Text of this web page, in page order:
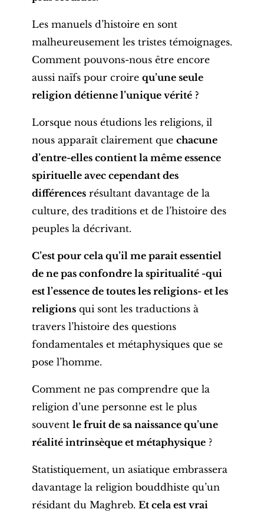
Les manuels d’histoire en sont
malheureusement les tristes témoignages.
Comment pouvons-nous être encore
aussi naïfs pour croire qu’une seule
religion détienne l’unique vérité ?
Lorsque nous étudions les religions, il
nous apparaît clairement que chacune
d’entre-elles contient la même essence
spirituelle avec cependant des
différencesrésultant davantage de la
culture, des traditions et de l’histoire des
peuples la décrivant.
C’est pour cela qu’il me parait essentiel
de ne pas confondre la spiritualité -qui
est l’essence de toutes les religions- et les
religionsqui sont les traductions à
travers l’histoire des questions
fondamentales et métaphysiques que se
pose l’homme.
Comment ne pas comprendre que la
religion d’une personne est le plus
souvent le fruit de sa naissance qu’une
réalité intrinsèque et métaphysique?
Statistiquement, un asiatique embrassera
davantage la religion bouddhiste qu’un
résidant du Maghreb. Et cela est vrai